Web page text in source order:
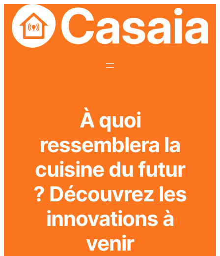
À quoi
ressemblera la
cuisine du futur
? Découvrez les
innovations à
venir